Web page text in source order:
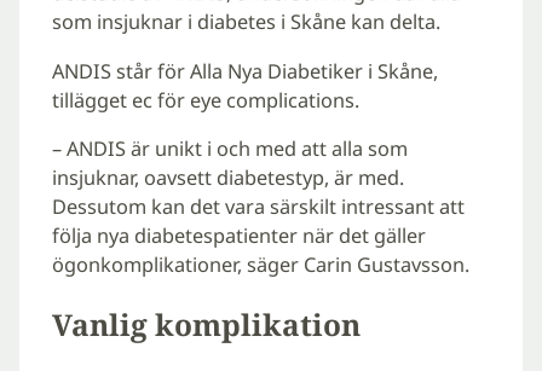
som insjuknar i diabetes i Skåne kan delta.
ANDIS står för Alla Nya Diabetiker i Skåne,
tillägget ec för eye complications.
– ANDIS är unikt i och med att alla som
insjuknar, oavsett diabetestyp, är med.
Dessutom kan det vara särskilt intressant att
följa nya diabetespatienter när det gäller
ögonkomplikationer, säger Carin Gustavsson.
Vanlig komplikation